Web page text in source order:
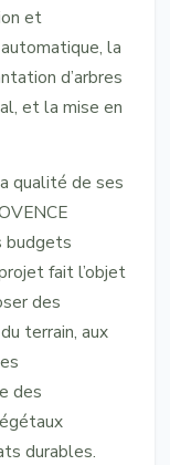
et
la
d’arbres
et la mise en
qualité de ses
budgets
fait l’objet
des
terrain, aux
des
durables.